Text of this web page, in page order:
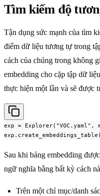
Tìm kiếm độ
Tận dụng sức mạnh của tìm
điểm dữ liệu tương tự trong
cách của chúng trong không
embedding cho cặp tập dữ
thực hiện một lần và sẽ được
exp = Explorer("VOC.yaml",
Sau khi bảng embedding
ngữ nghĩa bằng bất kỳ cách
Trên một chỉ mục/danh